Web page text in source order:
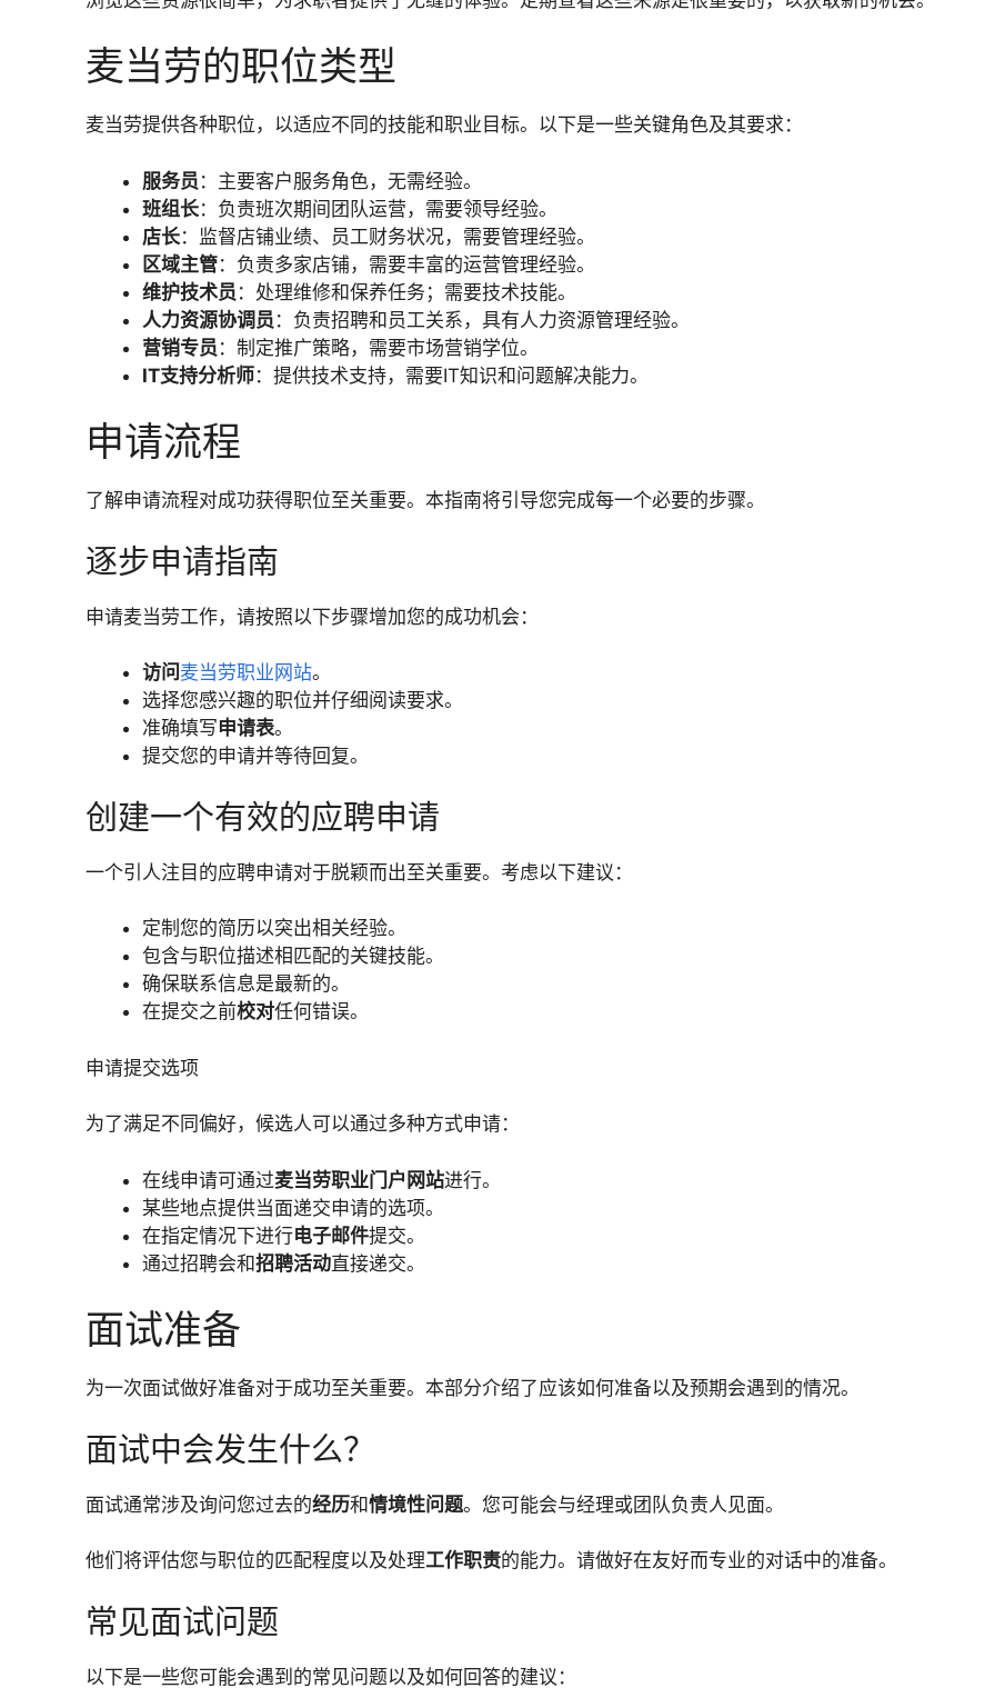
麦当劳的职位类型
麦当劳提供各种职位，以适应不同的技能和职业目标。以下是一些关键角色及其要求：
服务员 ：主要客户服务角色，无需经验。
班组长：负责班次期间团队运营，需要领导经验。
店长：监督店铺业绩、员工财务状况，需要管理经验。
区域主管：负责多家店铺，需要丰富的运营管理经验。
维护技术员 ：处理维修和保养任务；需要技术技能。
人力资源协调员 ：负责招聘和员工关系，具有人力资源管理经验。
营销专员 ：制定推广策略，需要市场营销学位。
IT支持分析师：提供技术支持，需要IT知识和问题解决能力。
申请流程
了解申请流程对成功获得职位至关重要。本指南将引导您完成每一个必要的步骤。
逐步申请指南
申请麦当劳工作，请按照以下步骤增加您的成功机会：
访问麦当劳职业网站。
选择您感兴趣的职位并仔细阅读要求。
准确填写申请表。
提交您的申请并等待回复。
创建一个有效的应聘申请
一个引人注目的应聘申请对于脱颖而出至关重要。考虑以下建议：
定制您的简历以突出相关经验。
包含与职位描述相匹配的关键技能。
确保联系信息是最新的。
在提交之前校对任何错误。
申请提交选项
为了满足不同偏好，候选人可以通过多种方式申请：
在线申请可通过麦当劳职业门户网站进行。
某些地点提供当面递交申请的选项。
在指定情况下进行电子邮件提交。
通过招聘会和招聘活动直接递交。
面试准备
为一次面试做好准备对于成功至关重要。本部分介绍了应该如何准备以及预期会遇到的情况。
面试中会发生什么？
面试通常涉及询问您过去的经历和情境性问题。您可能会与经理或团队负责人见面。
他们将评估您与职位的匹配程度以及处理工作职责的能力。请做好在友好而专业的对话中的准备。
常见面试问题
以下是一些您可能会遇到的常见问题以及如何回答的建议：